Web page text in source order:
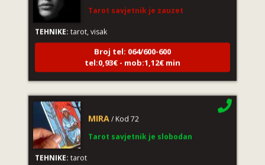
TEHNIKE:tarot, visak
Broj tel: 064/600-600
tel:0,93€ - mob:1,12€ min
TEHNIKE:tarot